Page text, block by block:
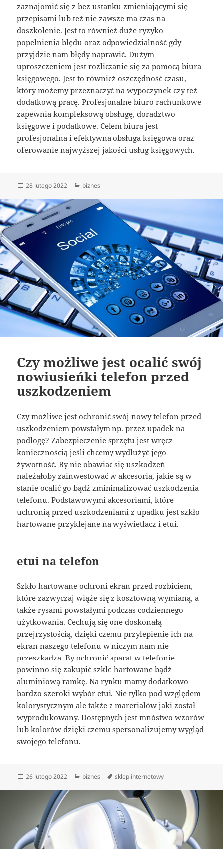
zaznajomić się z bez ustanku zmieniającymi się
przepisami lub też nie zawsze ma czas na
doszkolenie. Jest to również duże ryzyko
popełnienia błędu oraz odpowiedzialność gdy
przyjdzie nam błędy naprawić. Dużym
uproszczeniem jest rozliczanie się za pomocą biura
księgowego. Jest to również oszczędność czasu,
który możemy przeznaczyć na wypoczynek czy też
dodatkową pracę. Profesjonalne biuro rachunkowe
zapewnia kompleksową obsługę, doradztwo
księgowe i podatkowe. Celem biura jest
profesjonalna i efektywna obsługa księgowa oraz
oferowanie najwyższej jakości usług księgowych.
Data
28 lutego 2022 Kategorie
biznes
Czy możliwe jest ocalić swój
nowiusieńki telefon przed
uszkodzeniem
Czy możliwe jest ochronić swój nowy telefon przed
uszkodzeniem powstałym np. przez upadek na
podłogę? Zabezpieczenie sprzętu jest wręcz
koniecznością jeśli chcemy wydłużyć jego
żywotność. By nie obawiać się uszkodzeń
należałoby zainwestować w akcesoria, jakie są w
stanie ocalić go bądź zminimalizować uszkodzenia
telefonu. Podstawowymi akcesoriami, które
uchronią przed uszkodzeniami z upadku jest szkło
hartowane przyklejane na wyświetlacz i etui.
etui na telefon
Szkło hartowane ochroni ekran przed rozbiciem,
które zazwyczaj wiąże się z kosztowną wymianą, a
także rysami powstałymi podczas codziennego
użytkowania. Cechują się one doskonałą
przejrzystością, dzięki czemu przylepienie ich na
ekran naszego telefonu w niczym nam nie
przeszkadza. By ochronić aparat w telefonie
powinno się zakupić szkło hartowane bądź
aluminiową ramkę. Na rynku mamy dodatkowo
bardzo szeroki wybór etui. Nie tylko pod względem
kolorystycznym ale także z mareriałów jaki został
wyprodukowany. Dostępnych jest mnóstwo wzorów
lub kolorów dzięki czemu spersonalizujemy wygląd
swojego telefonu.
Data
26 lutego 2022 Kategorie
biznes Tagi
sklep internetowy